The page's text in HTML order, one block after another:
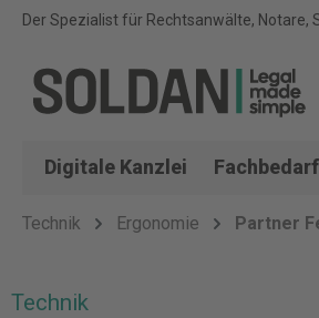
Der Spezialist für Rechtsanwälte,
Digitale Kanzlei Fachbedarf
Technik Ergonomie Partner
Technik